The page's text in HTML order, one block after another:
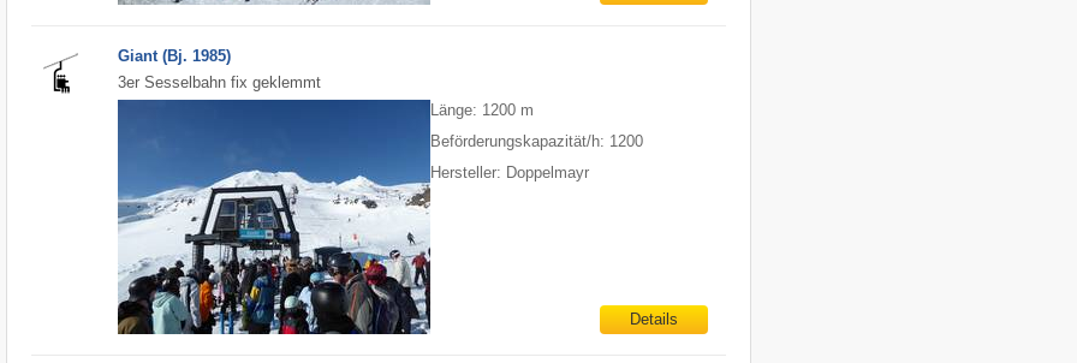
Giant (Bj. 1985)
3er Sesselbahn fix geklemmt
Länge: 1200 m
Beförderungskapazität/h: 1200
Hersteller: Doppelmayr
Details